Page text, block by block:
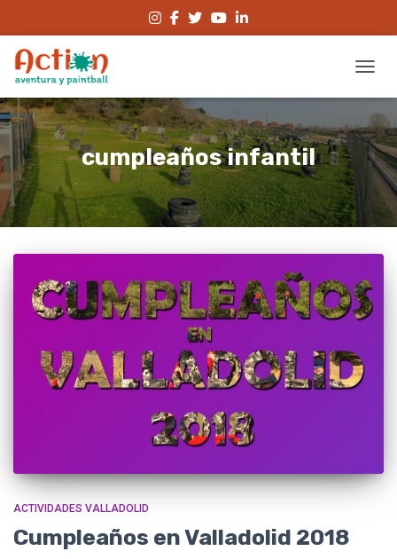
cumpleaños infantil
ACTIVIDADES VALLADOLID
Cumpleaños en Valladolid 2018